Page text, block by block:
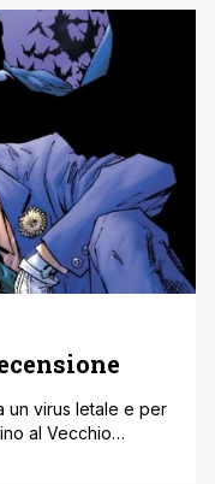
Parker. Lo storico
Amazing
un virus letale e per
al Vecchio